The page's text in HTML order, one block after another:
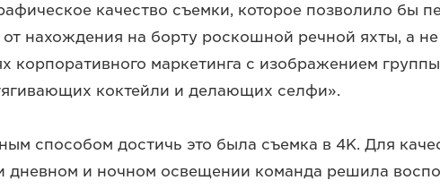
качество съемки, которое позволило бы
нахождения на борту роскошной речной яхты, а
корпоративного маркетинга с изображением
коктейли и делающих селфи».
способом достичь это была съемка в 4K. Для
дневном и ночном освещении команда решила